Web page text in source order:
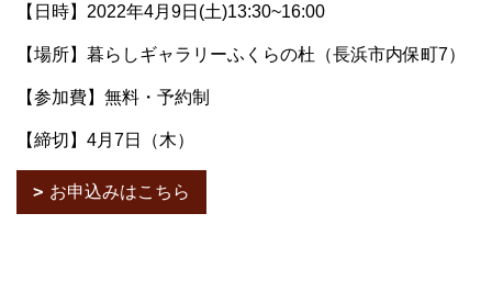
【日時】2022年4月9日(土)13:30~16:00
【場所】暮らしギャラリーふくらの杜（長浜市内保町7）
【参加費】無料・予約制
【締切】4月7日（木）
お申込みはこちら